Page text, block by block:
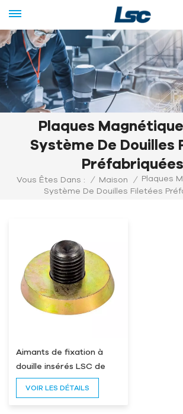
Plaques
Système De Douilles
Préfabriquées
Vous Êtes Dans : / Maison /
Plaques
Système De Douilles Filetées
Aimants de fixation à
douille insérés LSC de
bonne qualité, aimant
VOIR LES DÉTAILS